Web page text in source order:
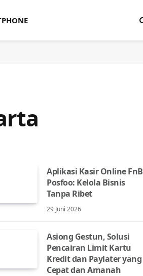
Aplikasi Kasir Online FnB
Posfoo: Kelola Bisnis
Tanpa Ribet
29 Juni 2026
Asiong Gestun, Solusi
Pencairan Limit Kartu
Kredit dan Paylater yang
Cepat dan Amanah